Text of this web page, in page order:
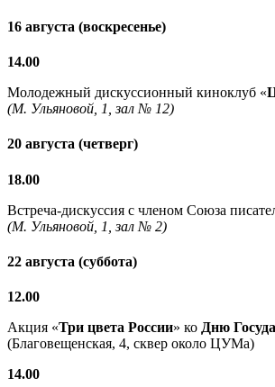
16 августа (воскресенье)
14.00
Молодежный дискуссионный киноклуб «
(М. Ульяновой, 1, зал № 12)
20 августа (четверг)
18.00
Встреча-дискуссия с членом Союза
(М. Ульяновой, 1, зал № 2)
22 августа (суббота)
12.00
Акция «Три цвета России» ко Дню
(Благовещенская, 4, сквер около ЦУМа)
14.00